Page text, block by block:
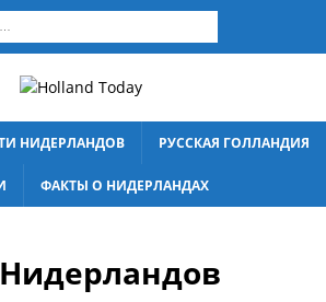
НИДЕРЛАНДОВ РУССКАЯ ГОЛЛАНДИЯ
ФАКТЫ О НИДЕРЛАНДАХ